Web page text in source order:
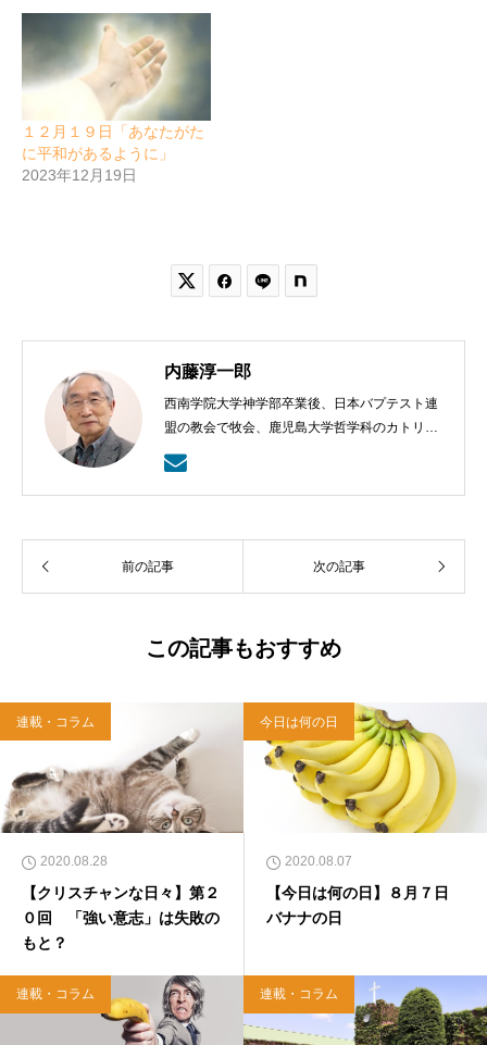
１２月１９日「あなたがた
に平和があるように」
2023年12月19日
 
内藤淳一郎
西南学院大学神学部卒業後、日本バプテスト連
盟の教会で牧会、鹿児島大学哲学科のカトリッ
クの神学の学びから、鹿児島ラ・サール高校で
も教える。日本バプテスト連盟宣教室主事、日
本バプテスト連盟常務理事を８年間務める。
前の記事 次の記事
この記事もおすすめ
連載・コラム
2020.08.28
【クリスチャンな日々】第２
０回 「強い意志」は失敗の
もと？
今日は何の日
2020.08.07
【今日は何の日】８月７日
バナナの日
連載・コラム 連載・コラム